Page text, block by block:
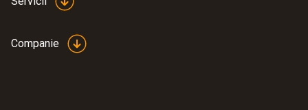
Companie